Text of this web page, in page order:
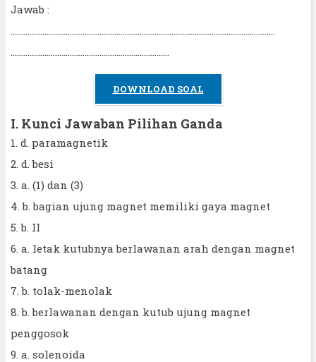
Jawab :
……………………………………………………………………………………………………………..
…………………………………………………………………
DOWNLOAD SOAL
I. Kunci Jawaban Pilihan Ganda
1. d. paramagnetik
2. d. besi
3. a. (1) dan (3)
4. b. bagian ujung magnet memiliki gaya magnet
5. b. II
6. a. letak kutubnya berlawanan arah dengan magnet
batang
7. b. tolak-menolak
8. b. berlawanan dengan kutub ujung magnet
penggosok
9. a. solenoida